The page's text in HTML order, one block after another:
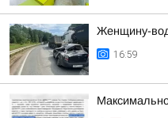
Женщину-
16:59